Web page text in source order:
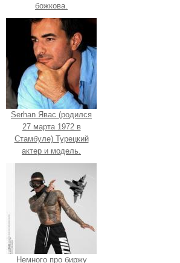
божкова.
Serhan Явас (родился
27 марта 1972 в
Стамбуле) Турецкий
актер и модель.
Немного про биржу